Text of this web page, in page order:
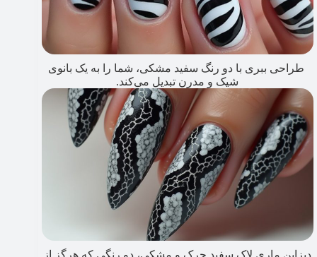
طراحی ببری با دو رنگ سفید مشکی، شما را به یک بانوی
شیک و مدرن تبدیل می‌کند.
دیزاین ماری لاک سفید چرک و مشکی، دو رنگی که هرگز از